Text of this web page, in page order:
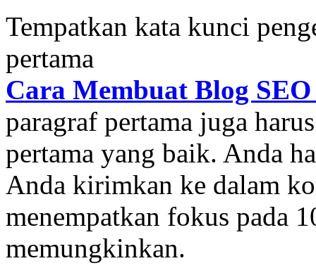
Tempatkan kata kunci
pertama
Cara Membuat Blog
paragraf pertama juga
pertama yang baik. Anda
Anda kirimkan ke dalam
menempatkan fokus pada
memungkinkan.